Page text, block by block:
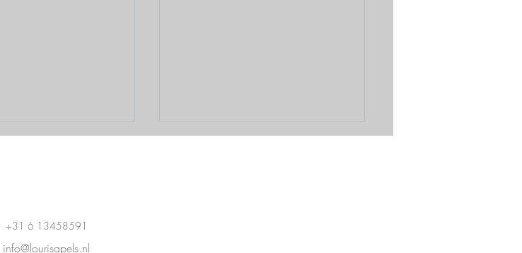
+31 6 13458591
info@lourisapels.nl